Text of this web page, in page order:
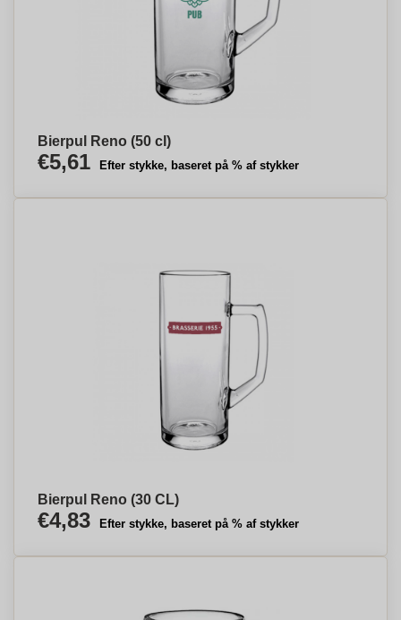
Bierpul Reno (50 cl)
€5,61 Efter stykke, baseret på % af stykker
Bierpul Reno (30 CL)
€4,83 Efter stykke, baseret på % af stykker